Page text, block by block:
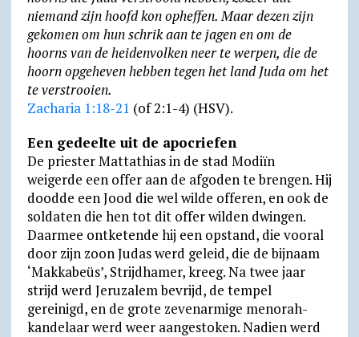
niemand zijn hoofd kon opheffen. Maar dezen zijn
gekomen om hun schrik aan te jagen en om de
hoorns van de heiden­volken neer te werpen, die de
hoorn opgeheven hebben tegen het land Juda om het
te verstrooien.
Zacharia 1:18-21 (of 2:1-4) (HSV).
Een gedeelte uit de apocriefen
De priester Mattathias in de stad Modiïn
weigerde een offer aan de afgoden te brengen. Hij
doodde een Jood die wel wilde offeren, en ook de
soldaten die hen tot dit offer wilden dwingen.
Daarmee ontketende hij een opstand, die vooral
door zijn zoon Judas werd geleid, die de bijnaam
‘Makkabeüs’, Strijdhamer, kreeg. Na twee jaar
strijd werd Jeruzalem bevrijd, de tempel
gereinigd, en de grote zevenarmige menorah-
kandelaar werd weer aangestoken. Nadien werd